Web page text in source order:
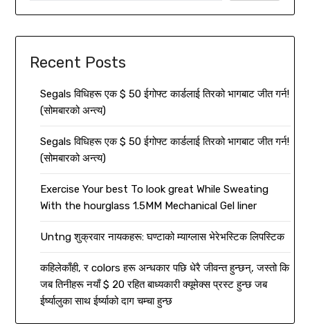
Recent Posts
Segals विधिहरू एक $ 50 ईगोफ्ट कार्डलाई तिरको भागबाट जीत गर्न!
(सोमबारको अन्त्य)
Segals विधिहरू एक $ 50 ईगोफ्ट कार्डलाई तिरको भागबाट जीत गर्न!
(सोमबारको अन्त्य)
Exercise Your best To look great While Sweating
With the hourglass 1.5MM Mechanical Gel liner
Untng शुक्रवार नायकहरू: घण्टाको म्याग्लास भेरेभस्टिक लिपस्टिक
कहिलेकाँही, र colors हरू अन्धकार पछि धेरै जीवन्त हुन्छन्, जस्तो कि
जब तिनीहरू नयाँ $ 20 रहित बाध्यकारी क्यूमेक्स प्रस्ट हुन्छ जब
ईर्ष्यालुका साथ ईर्ष्याको दाग चम्चा हुन्छ